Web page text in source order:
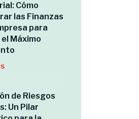
Cómo
las Finanzas
para
Máximo
de Riesgos
Un Pilar